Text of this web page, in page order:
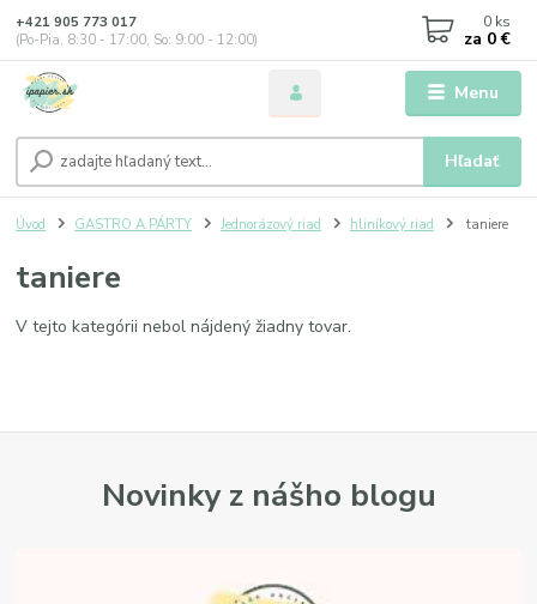
Menu
Hľadať
+421 905 773 017
(Po-Pia, 8:30 - 17:00, So: 9:00 - 12:00)
0 ks
za 0 €
Úvod GASTRO A PÁRTY Jednorázový riad hliníkový riad taniere
taniere
V tejto kategórii nebol nájdený žiadny tovar.
Novinky z nášho blogu